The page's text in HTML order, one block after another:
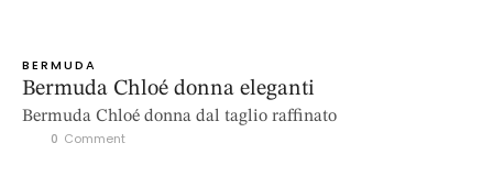
BERMUDA
Bermuda Chloé donna eleganti
Bermuda Chloé donna dal taglio raffinato
0 Comment